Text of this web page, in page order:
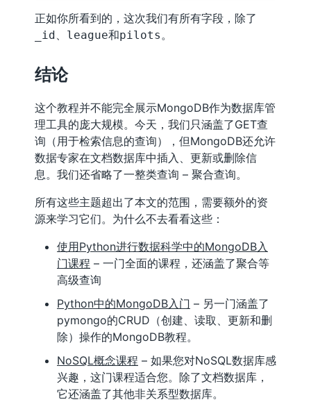
正如你所看到的，这次我们有所有字段，除了
_id league和pilots 。
结论
这个教程并不能完全展示MongoDB作为数据库管
理工具的庞大规模。今天，我们只涵盖了GET查
询（用于检索信息的查询），但MongoDB还允许
数据专家在文档数据库中插入、更新或删除信
息。我们还省略了一整类查询 – 聚合查询。
所有这些主题超出了本文的范围，需要额外的资
源来学习它们。为什么不去看看这些：
使用Python进行数据科学中的MongoDB入
门课程 – 一门全面的课程，还涵盖了聚合等
高级查询
Python中的MongoDB入门 – 另一门涵盖了
pymongo的CRUD（创建、读取、更新和删
除）操作的MongoDB教程。
NoSQL概念课程 – 如果您对NoSQL数据库感
兴趣，这门课程适合您。除了文档数据库，
它还涵盖了其他非关系型数据库。